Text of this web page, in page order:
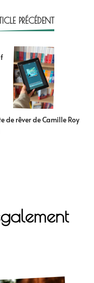
PRÉCÉDENT
de rêver de Camille Roy